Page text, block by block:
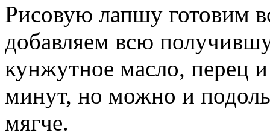
Рисовую лапшу готовим
добавляем всю
кунжутное масло, перец
минут, но можно и
мягче.